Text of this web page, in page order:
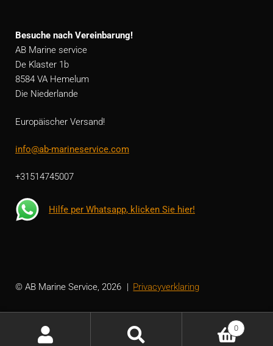
Besuche nach Vereinbarung!
AB Marine service
De Klaster 1b
8584 VA Hemelum
Die Niederlande
Europäischer Versand!
info@ab-marineservice.com
+31514745007
Hilfe per Whatsapp, klicken Sie hier!
© AB Marine Service, 2026 Privacyverklaring
0